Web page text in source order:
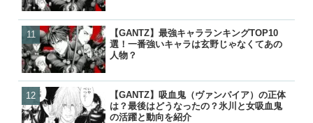
【GANTZ】最強キャラランキングTOP10
選！一番強いキャラは玄野じゃなくてあの
人物？
【GANTZ】吸血鬼（ヴァンパイア）の正体
は？最後はどうなったの？氷川と女吸血鬼
の活躍と動向を紹介
【GANTZ】最強キャララン
選！一番強いキャラは玄野
【GANTZ】ガンツの正体は
やセバスチャンとの関係は
【GANTZ】ガンツの死亡・
覧！カタストロフィで生き
【ぬらりひょんの孫】リク
ら）って結婚したの？キス
【ワンピース】ローが敗北
げの詳細と敗走について
【鬼滅の刃】炭治郎や生存
の後は？何をしてるの？